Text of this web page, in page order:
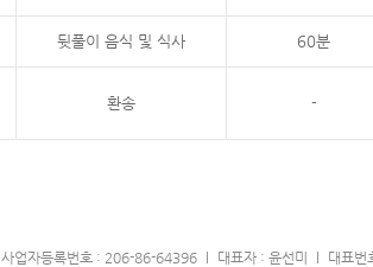
뒷풀이 음식 및 식사 60분
환송 -
사업자등록번호 : 206-86-64396 대표자 : 윤선미
대표